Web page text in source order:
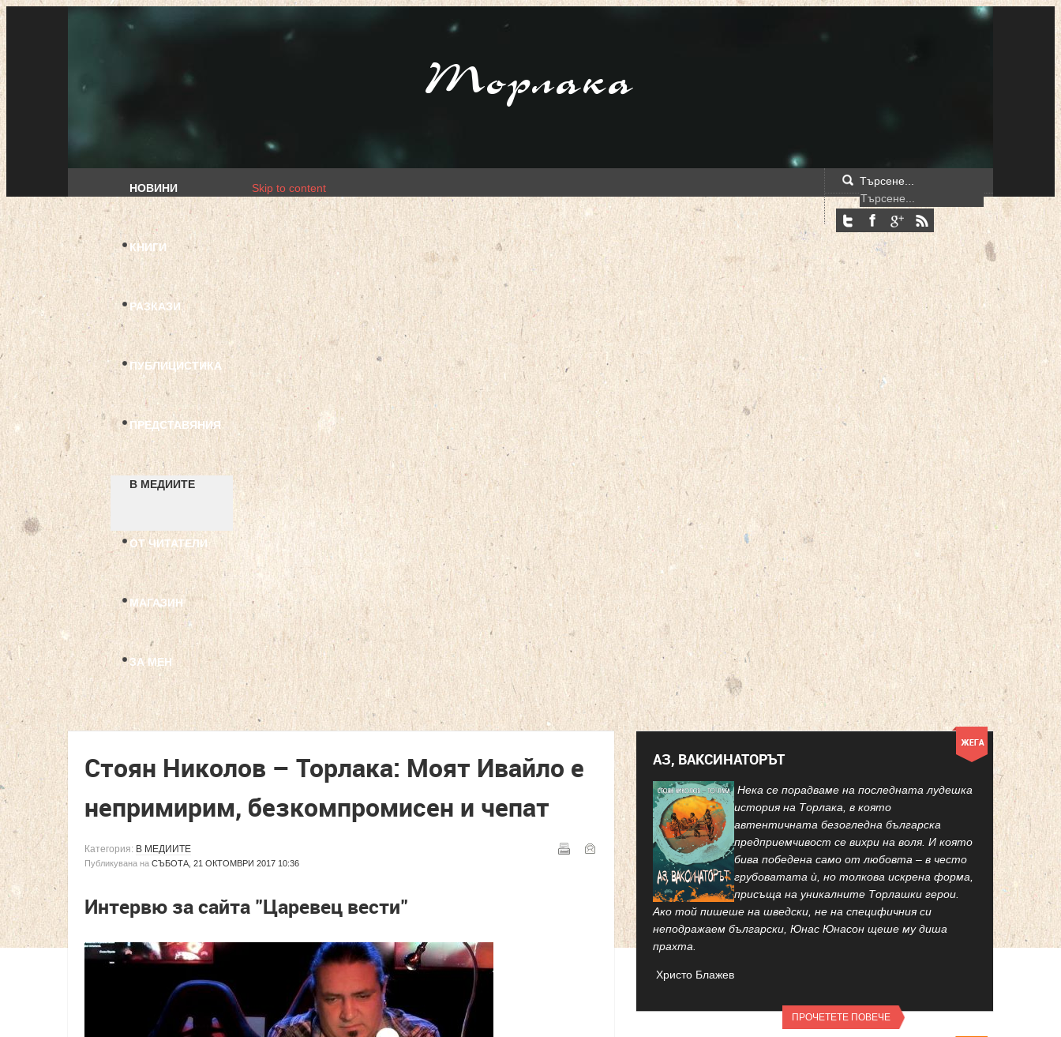
Торлака
НОВИНИ
КНИГИ
РАЗКАЗИ
ПУБЛИЦИСТИКА
ПРЕДСТАВЯНИЯ
В МЕДИИТЕ
ОТ ЧИТАТЕЛИ
МАГАЗИН
ЗА МЕН
Търсене...
Skip to content
Стоян Николов – Торлака: Моят Ивайло е
непримирим, безкомпромисен и чепат
Категория: В МЕДИИТЕ
Публикувана на СЪБОТА, 21 ОКТОМВРИ 2017 10:36
Интервю за сайта "Царевец вести"
АЗ, ВАКСИНАТОРЪТ
Нека се порадваме на последната лудешка
история на Торлака, в която
автентичната безогледна българска
предприемчивост се вихри на воля. И която
бива победена само от любовта – в често
грубоватата ѝ, но толкова искрена форма,
присъща на уникалните Торлашки герои.
Ако той пишеше на шведски, не на специфичния си
неподражаем български, Юнас Юнасон щеше му диша
прахта.
Христо Блажев
ПРОЧЕТЕТЕ ПОВЕЧЕ